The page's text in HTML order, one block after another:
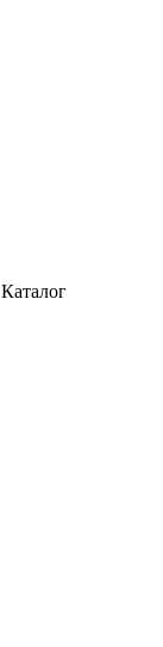
Каталог